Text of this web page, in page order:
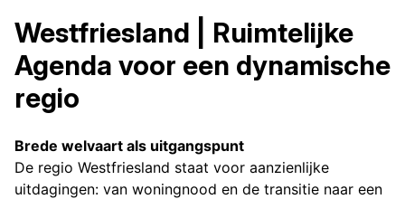
Westfriesland | Ruimtelijke
Agenda voor een dynamische
regio
Brede welvaart als uitgangspunt
De regio Westfriesland staat voor aanzienlijke
uitdagingen: van woningnood en de transitie naar een